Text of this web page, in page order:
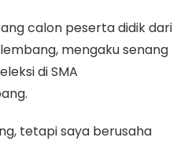
calon peserta didik dari
mengaku senang
di SMA
tetapi saya berusaha